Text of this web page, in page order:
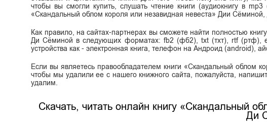
чтобы вы смогли купить, слушать чтение книги (аудиокнигу в
«Скандальный облом короля или незавидная невеста» Дии
Как правило, на сайтах-партнерах вы сможете найти полностью
Ди Сёминой в следующих форматах: fb2 (фб2), txt (тхт), rtf (ртф),
устройства как - электронная книга, телефон на Андроид (android),
Если вы являетесь правообладателем книги «Скандальный облом
чтобы мы удалили ее с нашего книжного сайта, пожалуйста,
удалим.
Скачать, читать онлайн книгу «Скандальный
Ди